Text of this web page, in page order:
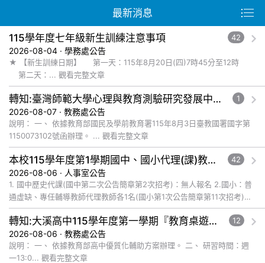
最新消息
115學年度七年級新生訓練注意事項 42
2026-08-04 · 學務處公告
★ 【新生訓練日期】 第一天：115年8月20日(四)7時45分至12時
第二天：... 觀看完整文章
轉知:臺灣師範大學心理與教育測驗研究發展中心辦理115年國中教育會考命題研習會實施計畫，請教師踴躍報名參加 1
2026-08-07 · 教務處公告
說明： 一、 依據教育部國民及學前教育署115年8月3日臺教國署國字第
1150073102號函辦理。 ... 觀看完整文章
本校115學年度第1學期國中、國小代理(課)教師115年8月6日甄選結果 42
2026-08-06 · 人事室公告
1. 國中歷史代課(國中第二次公告簡章第2次招考)：無人報名 2.國小：普
通虛缺、專任輔導教師代理教師各1名(國小第1次公告簡章第11次招考)：
無人報名 3.國小：體育代課教師1名(國小第... 觀看完整文章
轉知:大溪高中115學年度第一學期『教育桌遊及數位遊戲發展教師社群』辦理教師增能研習系列工作坊,請老師踴躍參加 12
2026-08-06 · 教務處公告
說明： 一、 依據教育部高中優質化輔助方案辦理。 二、 研習時間：週
一13:0... 觀看完整文章